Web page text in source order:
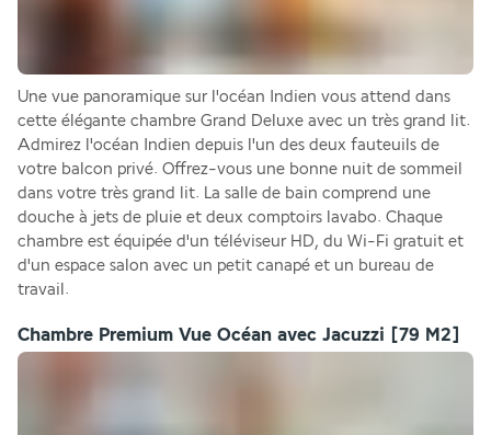
Une vue panoramique sur l'océan Indien vous attend dans
cette élégante chambre Grand Deluxe avec un très grand lit.
Admirez l'océan Indien depuis l'un des deux fauteuils de
votre balcon privé. Offrez-vous une bonne nuit de sommeil
dans votre très grand lit. La salle de bain comprend une
douche à jets de pluie et deux comptoirs lavabo. Chaque
chambre est équipée d'un téléviseur HD, du Wi-Fi gratuit et
d'un espace salon avec un petit canapé et un bureau de
travail.
Chambre Premium Vue Océan avec Jacuzzi [79 M2]